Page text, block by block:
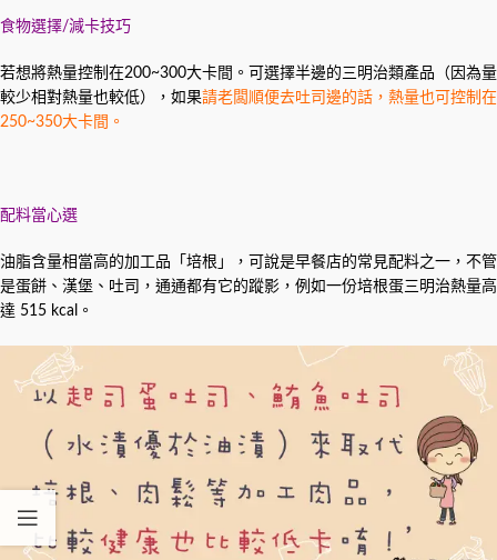
食物選擇/減卡技巧
若想將熱量控制在200~300大卡間。可選擇半邊的三明治類產品（因為量
較少相對熱量也較低），如果請老闆順便去吐司邊的話，熱量也可控制在
250~350大卡間。
配料當心選
油脂含量相當高的加工品「培根」，可說是早餐店的常見配料之一，不管
是蛋餅、漢堡、吐司，通通都有它的蹤影，例如一份培根蛋三明治熱量高
達 515 kcal。